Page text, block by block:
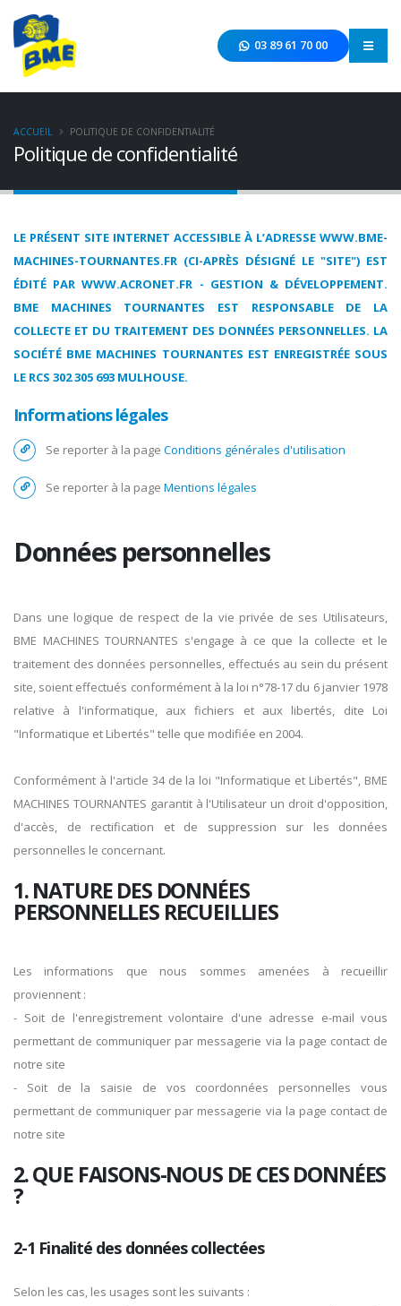
03 89 61 70 00
Politique de confidentialité
ACCUEIL POLITIQUE DE CONFIDENTIALITÉ
LE PRÉSENT SITE INTERNET ACCESSIBLE À L’ADRESSE WWW.BME-
MACHINES-TOURNANTES.FR (CI-APRÈS DÉSIGNÉ LE "SITE") EST
ÉDITÉ PAR WWW.ACRONET.FR - GESTION & DÉVELOPPEMENT.
BME MACHINES TOURNANTES EST RESPONSABLE DE LA
COLLECTE ET DU TRAITEMENT DES DONNÉES PERSONNELLES. LA
SOCIÉTÉ BME MACHINES TOURNANTES EST ENREGISTRÉE SOUS
LE RCS 302 305 693 MULHOUSE.
Informations légales
Se reporter à la page Conditions générales d'utilisation
Se reporter à la page Mentions légales
Données personnelles
Dans une logique de respect de la vie privée de ses Utilisateurs,
BME MACHINES TOURNANTES s'engage à ce que la collecte et le
traitement des données personnelles, effectués au sein du présent
site, soient effectués conformément à la loi n°78-17 du 6 janvier 1978
relative à l'informatique, aux fichiers et aux libertés, dite Loi
"Informatique et Libertés" telle que modifiée en 2004.
Conformément à l'article 34 de la loi "Informatique et Libertés", BME
MACHINES TOURNANTES garantit à l'Utilisateur un droit d'opposition,
d'accès, de rectification et de suppression sur les données
personnelles le concernant.
1. NATURE DES DONNÉES
PERSONNELLES RECUEILLIES
Les informations que nous sommes amenées à recueillir
proviennent :
- Soit de l'enregistrement volontaire d'une adresse e-mail vous
permettant de communiquer par messagerie via la page contact de
notre site
- Soit de la saisie de vos coordonnées personnelles vous
permettant de communiquer par messagerie via la page contact de
notre site
2. QUE FAISONS-NOUS DE CES DONNÉES
?
2-1 Finalité des données collectées
Selon les cas, les usages sont les suivants :